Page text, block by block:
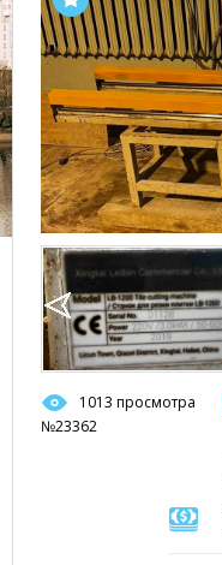
1013 просмотра
№23362